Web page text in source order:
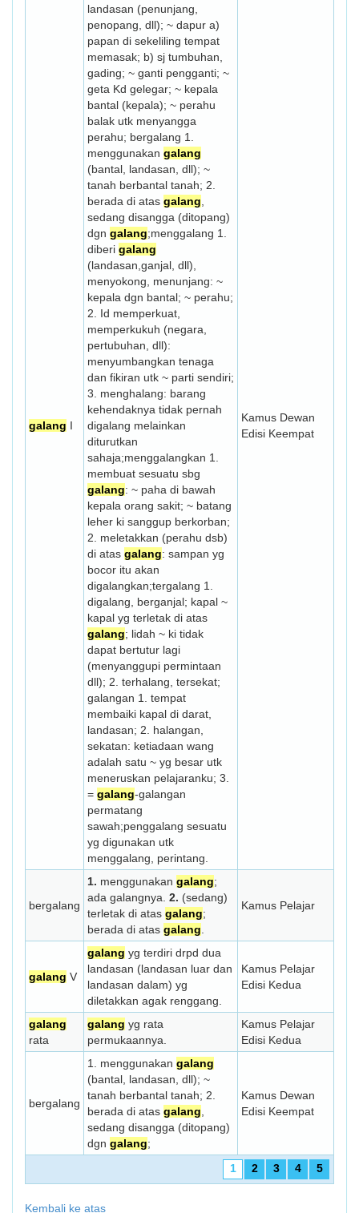
galang I
landasan (penunjang,
penopang, dll); ~ dapur a)
papan di sekeliling tempat
memasak; b) sj tumbuhan,
gading; ~ ganti pengganti; ~
geta Kd gelegar; ~ kepala
bantal (kepala); ~ perahu
balak utk menyangga
perahu; bergalang 1.
menggunakan galang
(bantal, landasan, dll); ~
tanah berbantal tanah; 2.
berada di atas galang
sedang disangga (ditopang)
dgn galang;menggalang 1.
diberi galang
(landasan,ganjal, dll),
menyokong, menunjang: ~
kepala dgn bantal; ~ perahu;
2. Id memperkuat,
memperkukuh (negara,
pertubuhan, dll):
menyumbangkan tenaga
dan fikiran utk ~ parti sendiri;
3. menghalang: barang
kehendaknya tidak pernah
digalang melainkan
diturutkan
sahaja;menggalangkan 1.
membuat sesuatu sbg
galang: ~ paha di bawah
kepala orang sakit; ~ batang
leher ki sanggup berkorban;
2. meletakkan (perahu dsb)
di atas galang: sampan yg
bocor itu akan
digalangkan;tergalang 1.
digalang, berganjal; kapal ~
kapal yg terletak di atas
galang; lidah ~ ki tidak
dapat bertutur lagi
(menyanggupi permintaan
dll); 2. terhalang, tersekat;
galangan 1. tempat
membaiki kapal di darat,
landasan; 2. halangan,
sekatan: ketiadaan wang
adalah satu ~ yg besar utk
meneruskan pelajaranku; 3.
= galang-galangan
permatang
sawah;penggalang sesuatu
yg digunakan utk
menggalang, perintang.
Kamus Dewan
Edisi Keempat
bergalang
1. menggunakan galang;
ada galangnya. 2. (sedang)
terletak di atas galang;
berada di atas galang
Kamus Pelajar
galang V
galang yg terdiri drpd dua
landasan (landasan luar dan
landasan dalam) yg
diletakkan agak renggang.
Kamus Pelajar
Edisi Kedua
galang
rata
galang yg rata
permukaannya.
Kamus Pelajar
Edisi Kedua
bergalang
1. menggunakan galang
(bantal, landasan, dll); ~
tanah berbantal tanah; 2.
berada di atas galang
sedang disangga (ditopang)
dgn galang;
Kamus Dewan
Edisi Keempat
1 2 3 4 5
Kembali ke atas